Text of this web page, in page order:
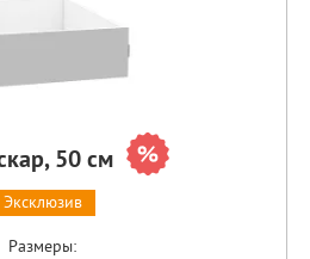
50 см
Эксклюзив
Размеры: